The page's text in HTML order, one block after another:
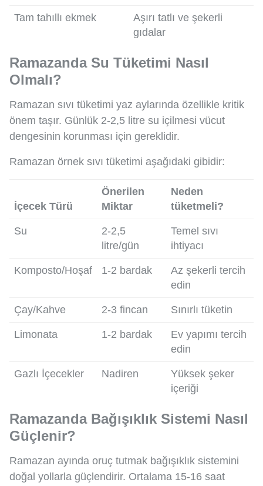
Tam tahıllı ekmek
Aşırı tatlı ve şekerli
gıdalar
Ramazanda Su Tüketimi Nasıl
Olmalı?
Ramazan sıvı tüketimi yaz aylarında özellikle kritik
önem taşır. Günlük 2-2,5 litre su içilmesi vücut
dengesinin korunması için gereklidir.
Ramazan örnek sıvı tüketimi aşağıdaki gibidir:
İçecek Türü
Önerilen
Miktar
Neden
tüketmeli?
Su
2-2,5
litre/gün
Temel sıvı
ihtiyacı
Komposto/Hoşaf 1-2 bardak
Az şekerli tercih
edin
Çay/Kahve 2-3 fincan Sınırlı tüketin
Limonata 1-2 bardak
Ev yapımı tercih
edin
Gazlı İçecekler Nadiren
Yüksek şeker
içeriği
Ramazanda Bağışıklık Sistemi Nasıl
Güçlenir?
Ramazan ayında oruç tutmak bağışıklık sistemini
doğal yollarla güçlendirir. Ortalama 15-16 saat